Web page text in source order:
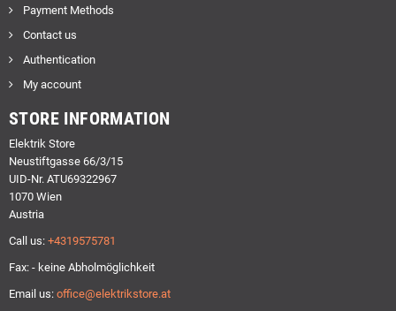
Payment Methods
Contact us
Authentication
My account
STORE INFORMATION
Elektrik Store
Neustiftgasse 66/3/15
UID-Nr. ATU69322967
1070 Wien
Austria
Call us: +4319575781
Fax: - keine Abholmöglichkeit
Email us: office@elektrikstore.at